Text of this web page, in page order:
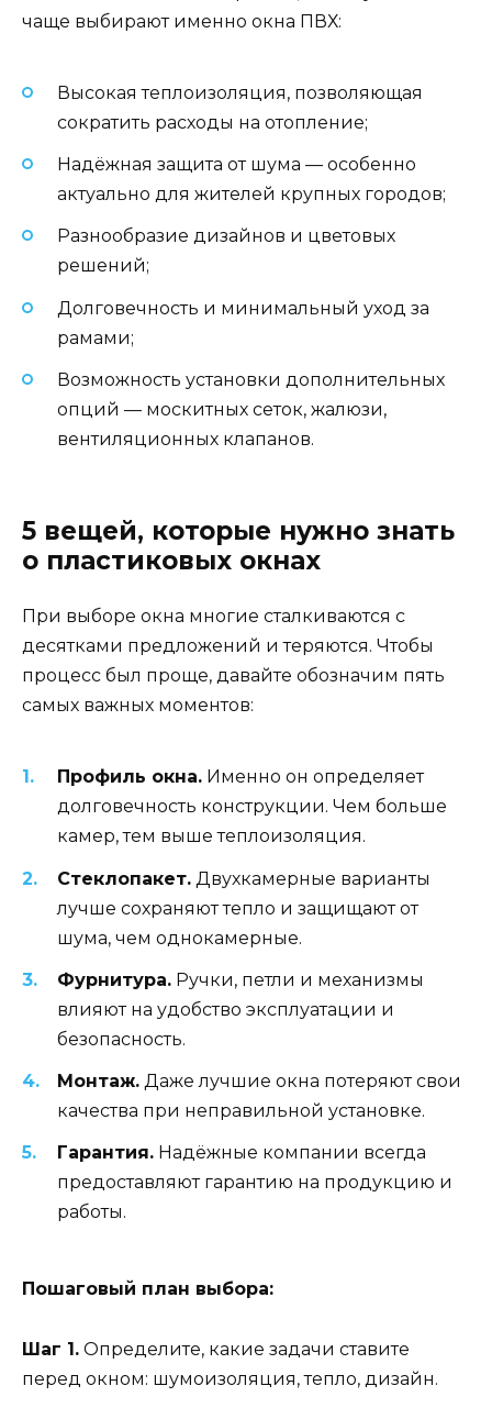
чаще выбирают именно окна ПВХ:
Высокая теплоизоляция, позволяющая
сократить расходы на отопление;
Надёжная защита от шума — особенно
актуально для жителей крупных городов;
Разнообразие дизайнов и цветовых
решений;
Долговечность и минимальный уход за
рамами;
Возможность установки дополнительных
опций — москитных сеток, жалюзи,
вентиляционных клапанов.
5 вещей, которые нужно знать
о пластиковых окнах
При выборе окна многие сталкиваются с
десятками предложений и теряются. Чтобы
процесс был проще, давайте обозначим пять
самых важных моментов:
Профиль окна. Именно он определяет
долговечность конструкции. Чем больше
камер, тем выше теплоизоляция.
Стеклопакет. Двухкамерные варианты
лучше сохраняют тепло и защищают от
шума, чем однокамерные.
Фурнитура. Ручки, петли и механизмы
влияют на удобство эксплуатации и
безопасность.
Монтаж. Даже лучшие окна потеряют свои
качества при неправильной установке.
Гарантия. Надёжные компании всегда
предоставляют гарантию на продукцию и
работы.
Пошаговый план выбора:
Шаг 1. Определите, какие задачи ставите
перед окном: шумоизоляция, тепло, дизайн.